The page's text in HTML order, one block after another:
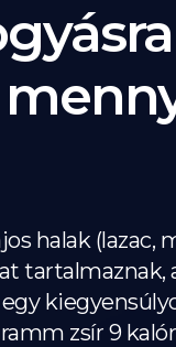
halak (lazac,
tartalmaznak,
zsír 9